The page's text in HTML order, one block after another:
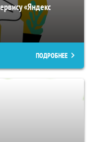
«Яндекс
ПОДРОБНЕЕ